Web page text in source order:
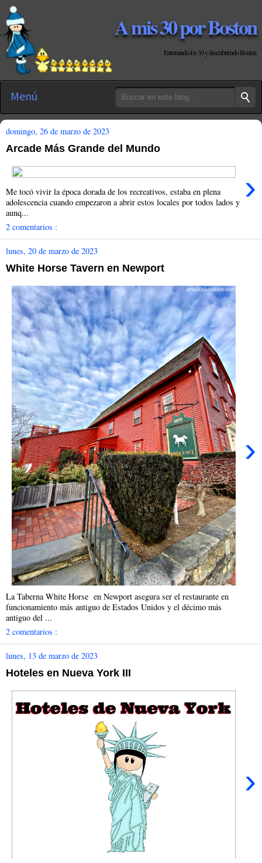
A mis 30 por Boston
Estrenando los 30 y descubriendo Boston
Menú
domingo, 26 de marzo de 2023
Arcade Más Grande del Mundo
›
Me tocó vivir la época dorada de los recreativos, estaba en plena
adolescencia cuando empezaron a abrir estos locales por todos lados y
aunq...
2 comentarios :
lunes, 20 de marzo de 2023
White Horse Tavern en Newport
›
La Taberna White Horse en Newport asegura ser el restaurante en
funcionamiento más antiguo de Estados Unidos y el décimo más
antiguo del ...
2 comentarios :
lunes, 13 de marzo de 2023
Hoteles en Nueva York III
›